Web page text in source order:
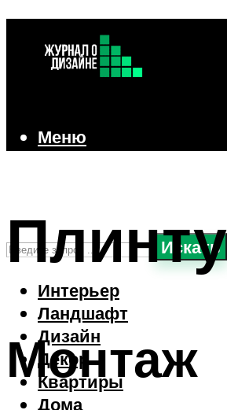
Поиск
Искать
Интерьер
Ландшафт
Дизайн
Декор
Квартиры
Дома
Меню
Монтаж